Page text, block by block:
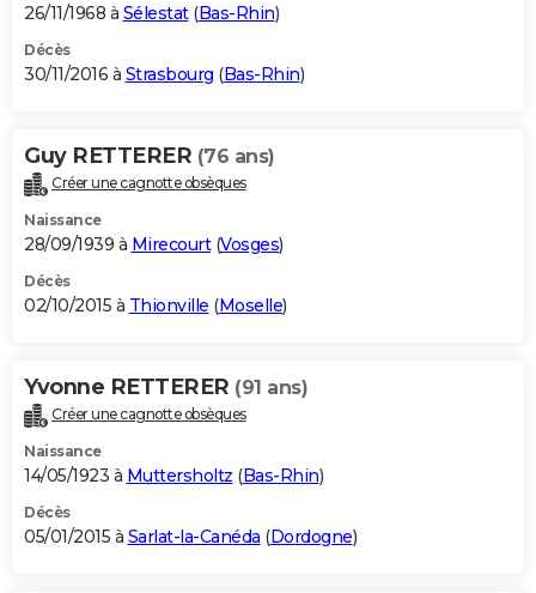
26/11/1968 à Sélestat(Bas-Rhin)
Décès
30/11/2016 à Strasbourg (Bas-Rhin)
Guy RETTERER (76 ans)
Créer une cagnotte obsèques
Naissance
28/09/1939 à Mirecourt(Vosges)
Décès
02/10/2015 à Thionville (Moselle)
Yvonne RETTERER (91 ans)
Créer une cagnotte obsèques
Naissance
14/05/1923 à Muttersholtz (Bas-Rhin)
Décès
05/01/2015 à Sarlat-la-Canéda (Dordogne)